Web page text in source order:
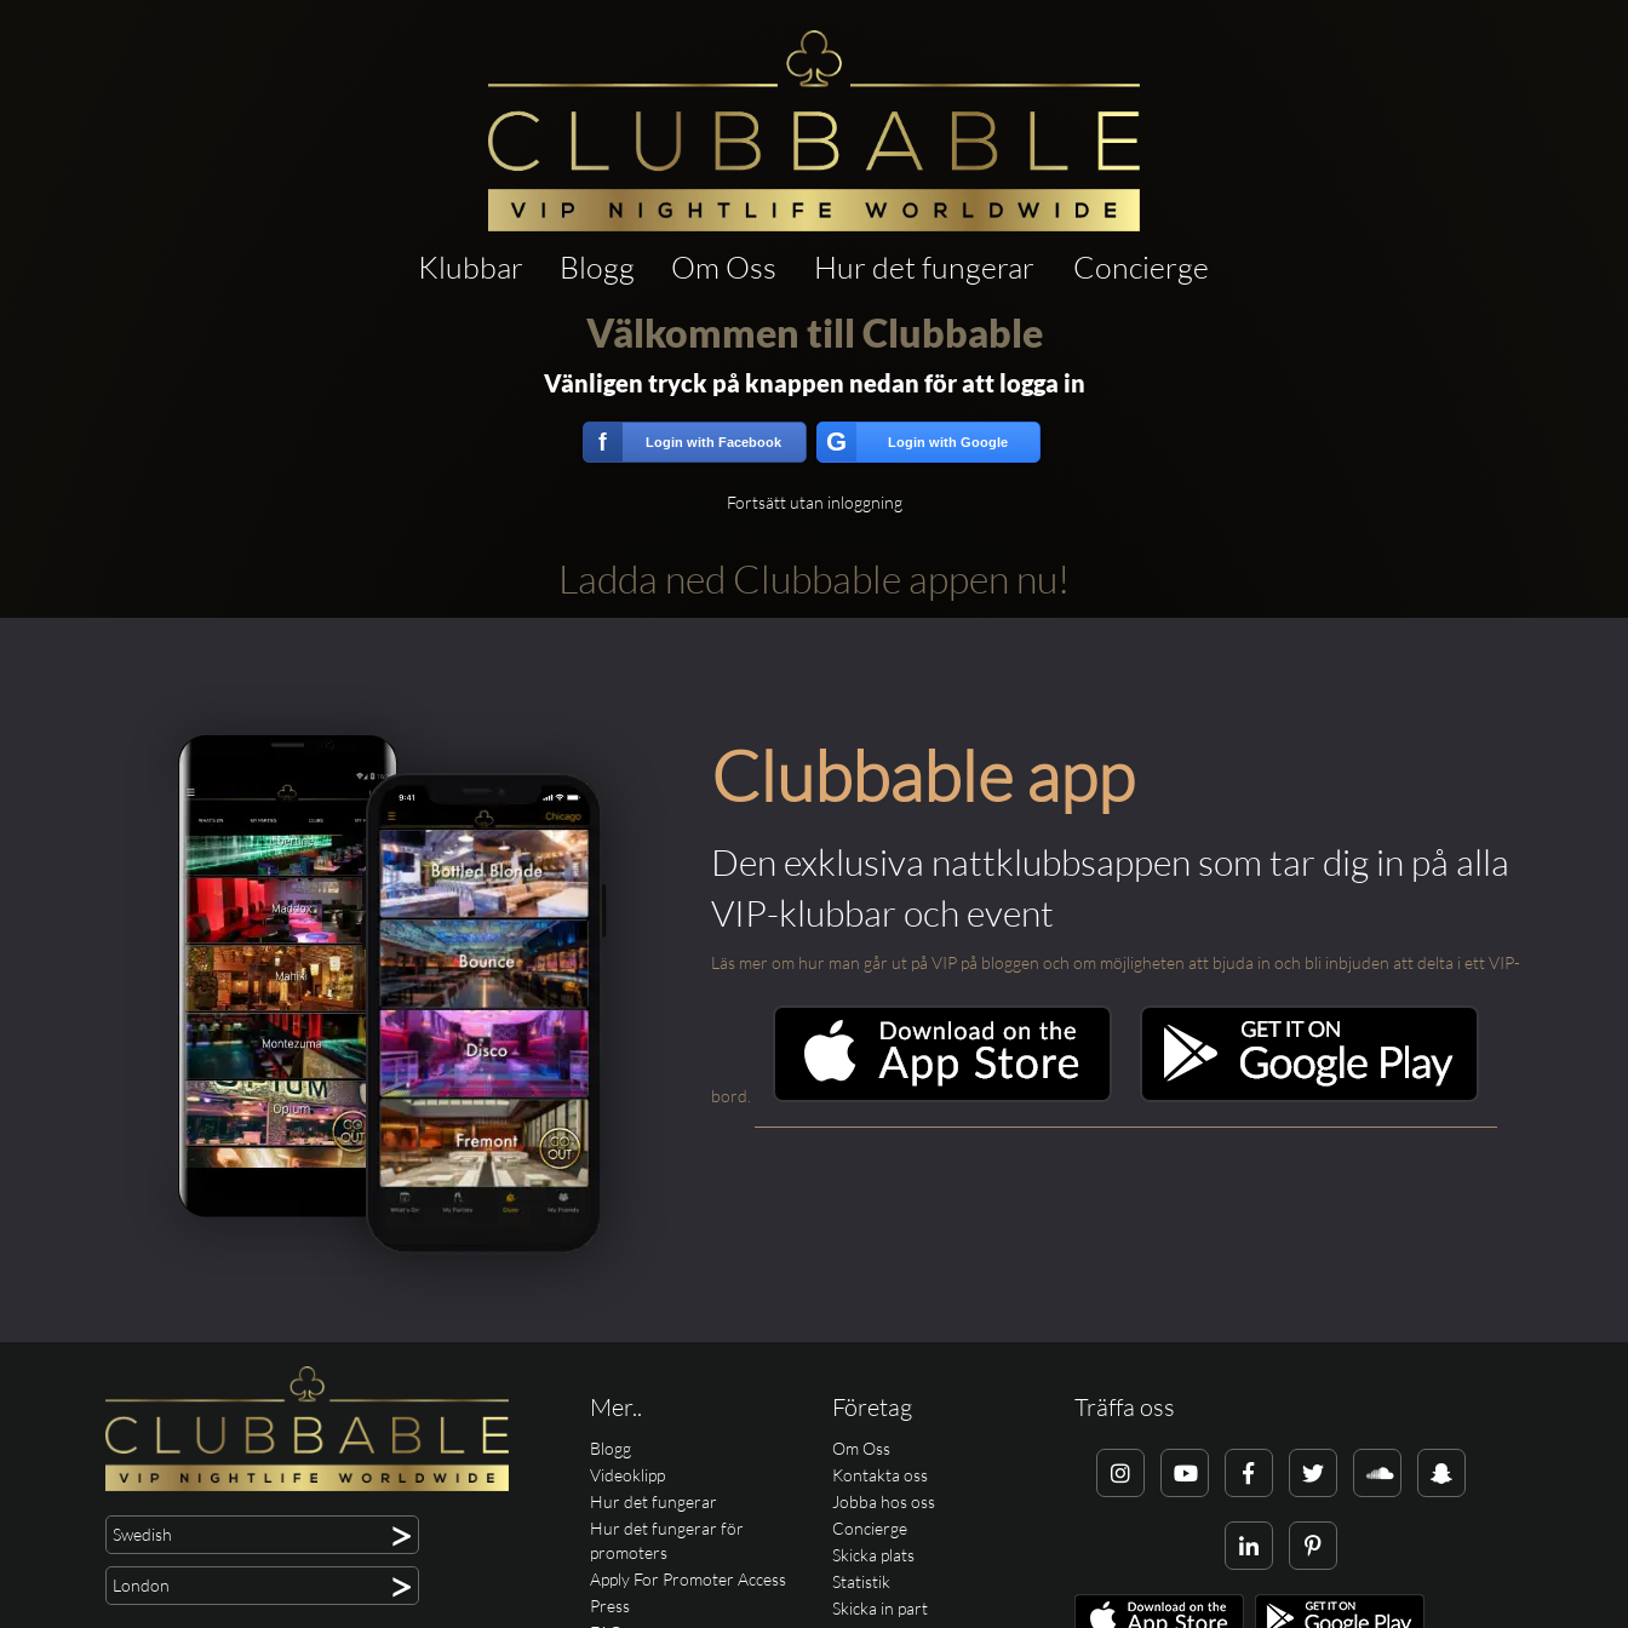
Klubbar Blogg Om Oss Hur det fungerar Concierge
Välkommen till Clubbable
Vänligen tryck på knappen nedan för att logga in
f Login with Facebook G Login with Google
Fortsätt utan inloggning
Ladda ned Clubbable appen nu!
Clubbable app
Den exklusiva nattklubbsappen som tar dig in på alla
VIP-klubbar och event
Läs mer om hur man går ut på VIP på bloggen och om möjligheten att bjuda in och bli inbjuden att delta i ett VIP-
bord.
Swedish >
London >
Mer..
Blogg
Videoklipp
Hur det fungerar
Hur det fungerar för
promoters
Apply For Promoter Access
Press
Företag
Om Oss
Kontakta oss
Jobba hos oss
Concierge
Skicka plats
Statistik
Skicka in part
Träffa oss